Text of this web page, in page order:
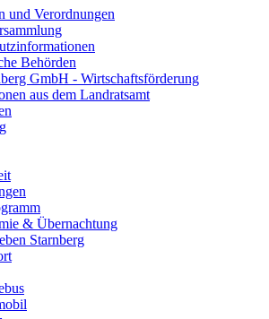
und Verordnungen
Behörden
GmbH - Wirtschaftsförderung
aus dem Landratsamt
& Übernachtung
Starnberg